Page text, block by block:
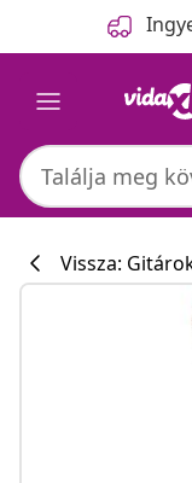
Vissza: